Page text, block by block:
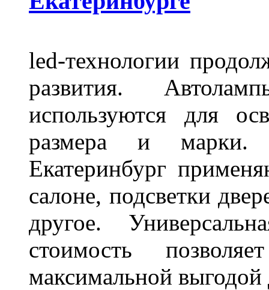
led-технологии
развития.
используются для
размера и марки.
Екатеринбург
салоне, подсветки
другое.
стоимость
максимальной